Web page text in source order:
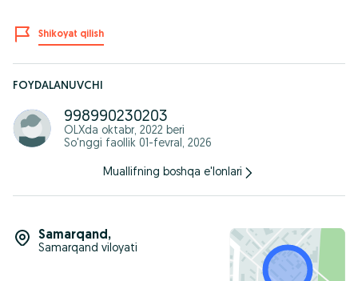
Shikoyat qilish
FOYDALANUVCHI
998990230203
OLXda oktabr, 2022 beri
So'nggi faollik 01-fevral, 2026
Muallifning boshqa e'lonlari
Samarqand ,
Samarqand viloyati